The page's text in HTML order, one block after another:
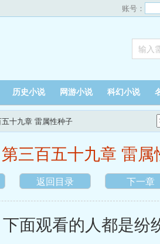
账号：
历史小说 网游小说 科幻小说
十九章 雷属性种子
第三百五十九章 雷属
返回目录 下一章
观看的人都是纷